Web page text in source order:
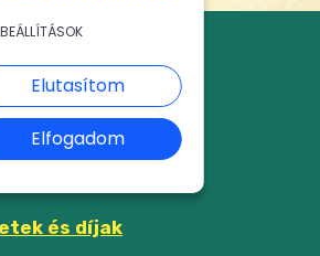
222
és díjak
BEÁLLÍTÁSOK
Elutasítom
Elfogadom